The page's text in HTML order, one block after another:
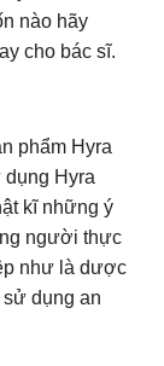
nào hãy
cho bác sĩ.
phẩm Hyra
Hyra
kĩ những ý
người thực
như là dược
dụng an